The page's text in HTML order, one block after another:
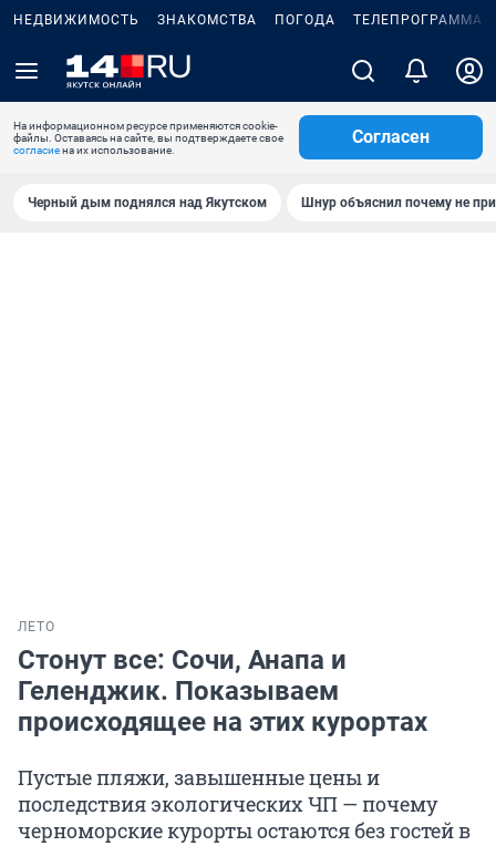
НЕДВИЖИМОСТЬ ЗНАКОМСТВА ПОГОДА ТЕЛЕПРОГРАММА
На информационном ресурсе применяются cookie-
файлы. Оставаясь на сайте, вы подтверждаете свое
согласиена их использование.
Согласен
Черный дым поднялся над Якутском Шнур объяснил почему не
ЛЕТО
Стонут все: Сочи, Анапа и
Геленджик. Показываем
происходящее на этих курортах
Пустые пляжи, завышенные цены и
последствия экологических ЧП — почему
черноморские курорты остаются без гостей в